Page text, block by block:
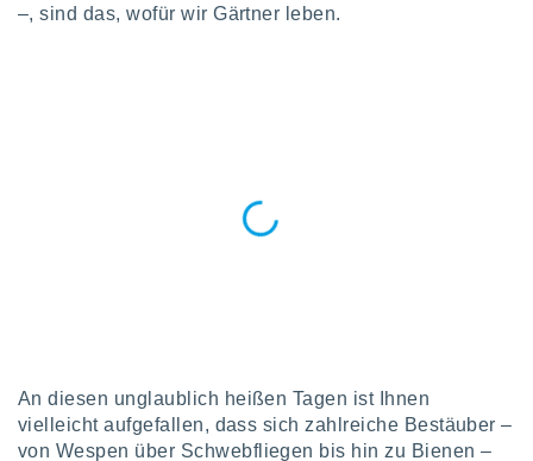
verfolgen
Rand
–, sind das, wofür wir Gärtner leben.
An diesen unglaublich heißen Tagen ist Ihnen
vielleicht aufgefallen, dass sich zahlreiche Bestäuber –
von Wespen über Schwebfliegen bis hin zu Bienen –